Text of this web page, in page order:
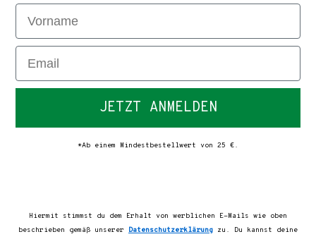
Vorname
Email
JETZT ANMELDEN
*Ab einem Mindestbestellwert von 25 €.
Hiermit stimmst du dem Erhalt von werblichen E-Mails wie oben
beschrieben gemäß unserer Datenschutzerklärung zu. Du kannst deine